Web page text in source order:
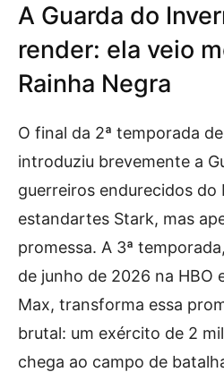
A Guarda do
render: ela veio
Rainha Negra
O final da 2ª temporada
introduziu brevemente a
guerreiros endurecidos
estandartes Stark, mas
promessa. A 3ª
de junho de 2026 na HBO
Max, transforma essa
brutal: um exército de 2
chega ao campo de